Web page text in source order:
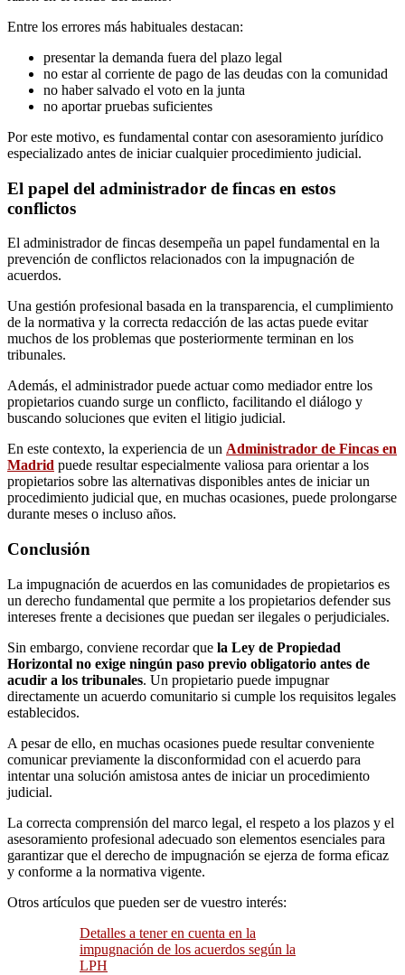
Entre los errores más habituales destacan:
presentar la demanda fuera del plazo legal
no estar al corriente de pago de las deudas con la comunidad
no haber salvado el voto en la junta
no aportar pruebas suficientes
Por este motivo, es fundamental contar con asesoramiento jurídico
especializado antes de iniciar cualquier procedimiento judicial.
El papel del administrador de fincas en estos
conflictos
El administrador de fincas desempeña un papel fundamental en la
prevención de conflictos relacionados con la impugnación de
acuerdos.
Una gestión profesional basada en la transparencia, el cumplimiento
de la normativa y la correcta redacción de las actas puede evitar
muchos de los problemas que posteriormente terminan en los
tribunales.
Además, el administrador puede actuar como mediador entre los
propietarios cuando surge un conflicto, facilitando el diálogo y
buscando soluciones que eviten el litigio judicial.
En este contexto, la experiencia de un Administrador de Fincas en
Madrid puede resultar especialmente valiosa para orientar a los
propietarios sobre las alternativas disponibles antes de iniciar un
procedimiento judicial que, en muchas ocasiones, puede prolongarse
durante meses o incluso años.
Conclusión
La impugnación de acuerdos en las comunidades de propietarios es
un derecho fundamental que permite a los propietarios defender sus
intereses frente a decisiones que puedan ser ilegales o perjudiciales.
Sin embargo, conviene recordar que la Ley de Propiedad
Horizontal no exige ningún paso previo obligatorio antes de
acudir a los tribunales. Un propietario puede impugnar
directamente un acuerdo comunitario si cumple los requisitos legales
establecidos.
A pesar de ello, en muchas ocasiones puede resultar conveniente
comunicar previamente la disconformidad con el acuerdo para
intentar una solución amistosa antes de iniciar un procedimiento
judicial.
La correcta comprensión del marco legal, el respeto a los plazos y el
asesoramiento profesional adecuado son elementos esenciales para
garantizar que el derecho de impugnación se ejerza de forma eficaz
y conforme a la normativa vigente.
Otros artículos que pueden ser de vuestro interés:
Detalles a tener en cuenta en la
impugnación de los acuerdos según la
LPH